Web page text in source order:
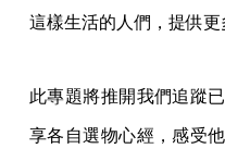
這樣生活的人們，提供更
此專題將推開我們追蹤
享各自選物心經，感受